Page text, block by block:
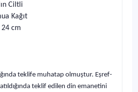
Ciltli
Kağıt
cm
teklife muhatap olmuştur. Eşref-
teklif edilen din emanetini